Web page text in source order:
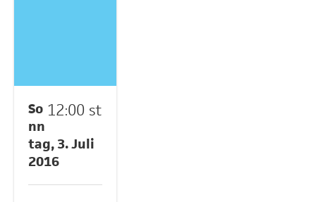
12:00 st
So
nn
tag, 3. Juli
2016